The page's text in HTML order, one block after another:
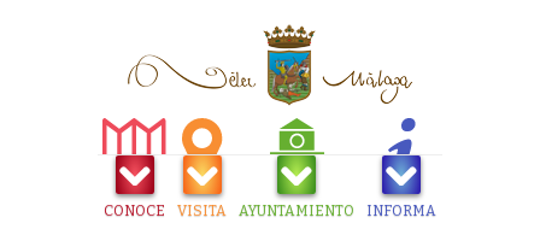
CONOCE VISITA AYUNTAMIENTO INFORMA